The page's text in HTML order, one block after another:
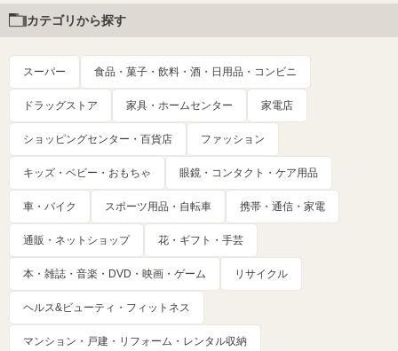
カテゴリから探す
スーパー 食品・菓子・飲料・酒・日用品・コンビニ
ドラッグストア 家具・ホームセンター 家電店
ショッピングセンター・百貨店 ファッション
キッズ・ベビー・おもちゃ 眼鏡・コンタクト・ケア用品
車・バイク スポーツ用品・自転車 携帯・通信・家電
通販・ネットショップ 花・ギフト・手芸
本・雑誌・音楽・DVD・映画・ゲーム リサイクル
ヘルス&ビューティ・フィットネス
マンション・戸建・リフォーム・レンタル収納